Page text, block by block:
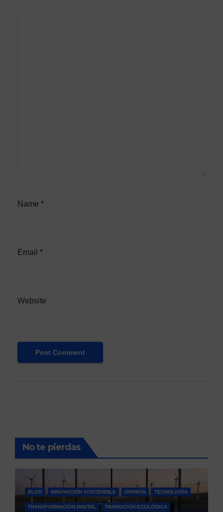
Name *
Email *
Website
No te pierdas
BLOG INNOVACIÓN SOSTENIBLE OPINIÓN TECNOLOGÍA
TRANSFORMACIÓN DIGITAL TRANSICIÓN ECOLÓGICA